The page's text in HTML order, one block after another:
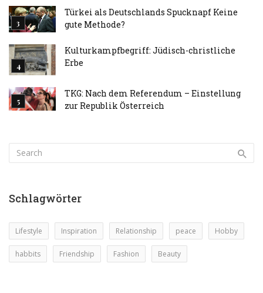
Türkei als Deutschlands Spucknapf Keine
gute Methode?
Kulturkampfbegriff: Jüdisch-christliche
Erbe
TKG: Nach dem Referendum – Einstellung
zur Republik Österreich
Schlagwörter
Lifestyle Inspiration Relationship peace Hobby
habbits Friendship Fashion Beauty